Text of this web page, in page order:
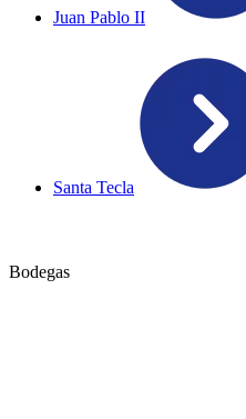
Juan Pablo II
Santa Tecla
Bodegas